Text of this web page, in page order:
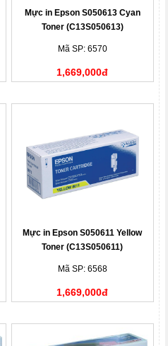
Mực in Epson S050613 Cyan
Toner (C13S050613)
Mã SP: 6570
1,669,000đ
Mực in Epson S050611 Yellow
Toner (C13S050611)
Mã SP: 6568
1,669,000đ